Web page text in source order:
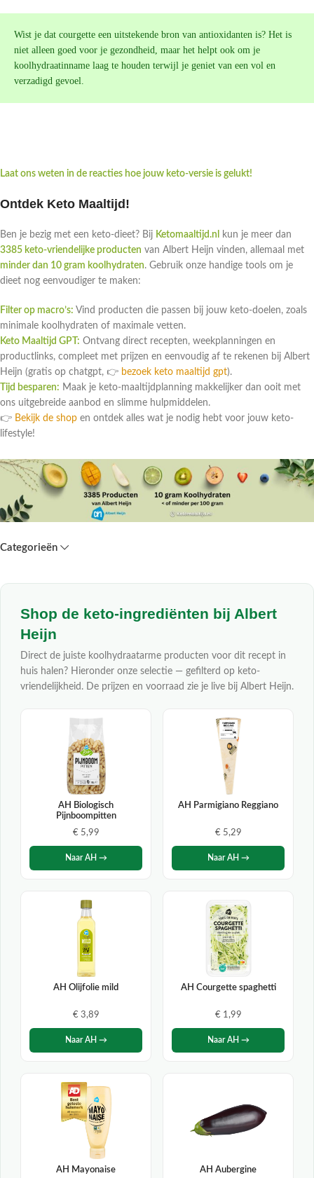
Wist je dat courgette een uitstekende bron van antioxidanten is? Het is
niet alleen goed voor je gezondheid, maar het helpt ook om je
koolhydraatinname laag te houden terwijl je geniet van een vol en
verzadigd gevoel.
Laat ons weten in de reacties hoe jouw keto-versie is gelukt!
Ontdek Keto Maaltijd!
Ben je bezig met een keto-dieet? Bij Ketomaaltijd.nl
kun je meer dan
3385 keto-vriendelijke producten van Albert Heijn vinden, allemaal met
minder dan 10 gram koolhydraten. Gebruik onze handige tools om je
dieet nog eenvoudiger te maken:
Filter op macro’s: Vind producten die passen bij jouw keto-doelen, zoals
minimale koolhydraten of maximale vetten.
Keto Maaltijd GPT: Ontvang direct recepten, weekplanningen en
productlinks, compleet met prijzen en eenvoudig af te rekenen bij Albert
Heijn (gratis op chatgpt, 👉 bezoek keto maaltijd gpt).
Tijd besparen: Maak je keto-maaltijdplanning makkelijker dan ooit met
ons uitgebreide aanbod en slimme hulpmiddelen.
👉 Bekijk de shop en ontdek alles wat je nodig hebt voor jouw keto-
lifestyle!
Categorieën
Shop de keto-ingrediënten bij Albert
Heijn
Direct de juiste koolhydraatarme producten voor dit recept in
huis halen? Hieronder onze selectie — gefilterd op keto-
vriendelijkheid. De prijzen en voorraad zie je live bij Albert Heijn.
AH Biologisch
Pijnboompitten
€ 5,99
Naar AH →
AH Parmigiano Reggiano
€ 5,29
Naar AH →
AH Olijfolie mild
€ 3,89
Naar AH →
AH Courgette spaghetti
€ 1,99
Naar AH →
AH Mayonaise AH Aubergine